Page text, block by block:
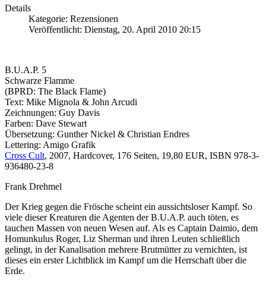
Details
Kategorie: Rezensionen
Veröffentlicht: Dienstag, 20. April 2010 20:15
B.U.A.P. 5
Schwarze Flamme
(BPRD: The Black Flame)
Text: Mike Mignola & John Arcudi
Zeichnungen: Guy Davis
Farben: Dave Stewart
Übersetzung: Gunther Nickel & Christian Endres
Lettering: Amigo Grafik
Cross Cult, 2007, Hardcover, 176 Seiten, 19,80 EUR, ISBN 978-3-
936480-23-8
Frank Drehmel
Der Krieg gegen die Frösche scheint ein aussichtsloser Kampf. So
viele dieser Kreaturen die Agenten der B.U.A.P. auch töten, es
tauchen Massen von neuen Wesen auf. Als es Captain Daimio, dem
Homunkulus Roger, Liz Sherman und ihren Leuten schließlich
gelingt, in der Kanalisation mehrere Brutmütter zu vernichten, ist
dieses ein erster Lichtblick im Kampf um die Herrschaft über die
Erde.